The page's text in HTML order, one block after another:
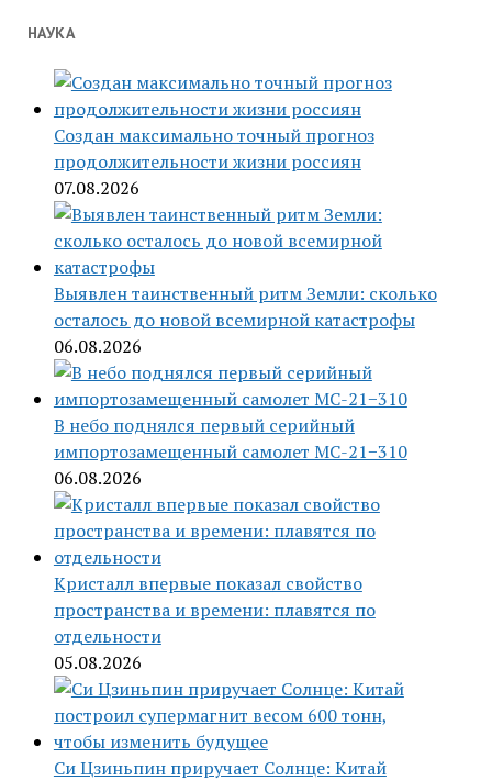
НАУКА
Создан максимально точный прогноз
продолжительности жизни россиян
07.08.2026
Выявлен таинственный ритм Земли: сколько
осталось до новой всемирной катастрофы
06.08.2026
В небо поднялся первый серийный
импортозамещенный самолет МС-21−310
06.08.2026
Кристалл впервые показал свойство
пространства и времени: плавятся по
отдельности
05.08.2026
Си Цзиньпин приручает Солнце: Китай